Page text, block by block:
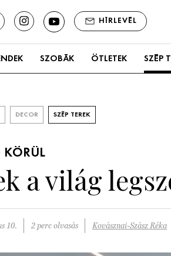
HÍRLEVÉL
SZOBÁK
Fürdőszoba
Hálószoba
ÖTLETEK SZÉP
DECOR SZÉP TEREK
KÖRÜL
a világ
10. 2 perc olvasás Kovásznai-Szász Réka